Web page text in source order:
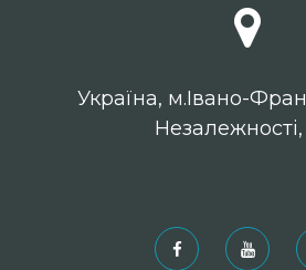
Українa, м.Івано-
Незалежності,